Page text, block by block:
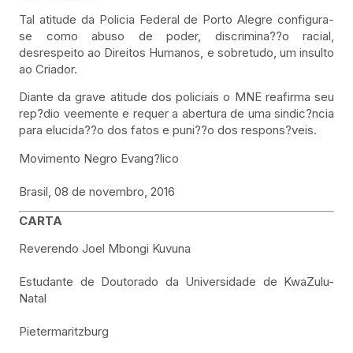
Tal atitude da Policia Federal de Porto Alegre configura-
se como abuso de poder, discrimina??o racial,
desrespeito ao Direitos Humanos, e sobretudo, um insulto
ao Criador.
Diante da grave atitude dos policiais o MNE reafirma seu
rep?dio veemente e requer a abertura de uma sindic?ncia
para elucida??o dos fatos e puni??o dos respons?veis.
Movimento Negro Evang?lico
Brasil, 08 de novembro, 2016
CARTA
Reverendo Joel Mbongi Kuvuna
Estudante de Doutorado da Universidade de KwaZulu-
Natal
Pietermaritzburg